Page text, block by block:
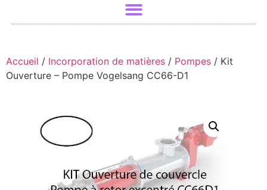
Accueil / Incorporation de matières / Pompes / Kit
Ouverture – Pompe Vogelsang CC66-D1